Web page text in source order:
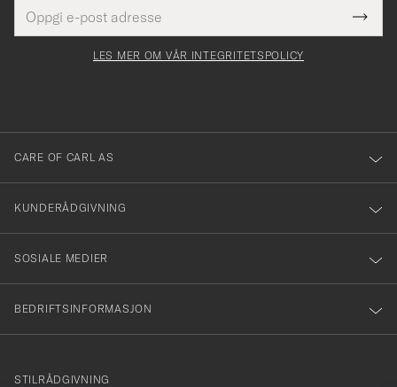
postadresse
felt
Tack
för
dig
till
vårt
nyhetsbrev!
LES MER OM VÅR INTEGRITETSPOLICY
CARE OF CARL AS
KUNDERÅDGIVNING
SOSIALE MEDIER
BEDRIFTSINFORMASJON
info@careofcarl.no
STILRÅDGIVNING